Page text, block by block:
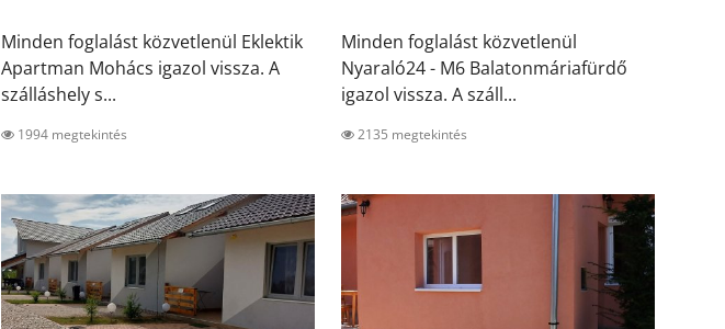
Minden foglalást közvetlenül Eklektik
Apartman Mohács igazol vissza. A
szálláshely s...
1994 megtekintés
Minden foglalást közvetlenül
Nyaraló24 - M6 Balatonmáriafürdő
igazol vissza. A száll...
2135 megtekintés